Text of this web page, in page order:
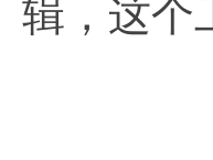
辑，这个